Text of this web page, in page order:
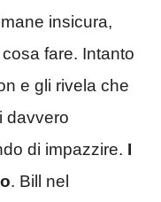
insicura,
fare. Intanto
e gli rivela che
davvero
di impazzire. I
. Bill nel